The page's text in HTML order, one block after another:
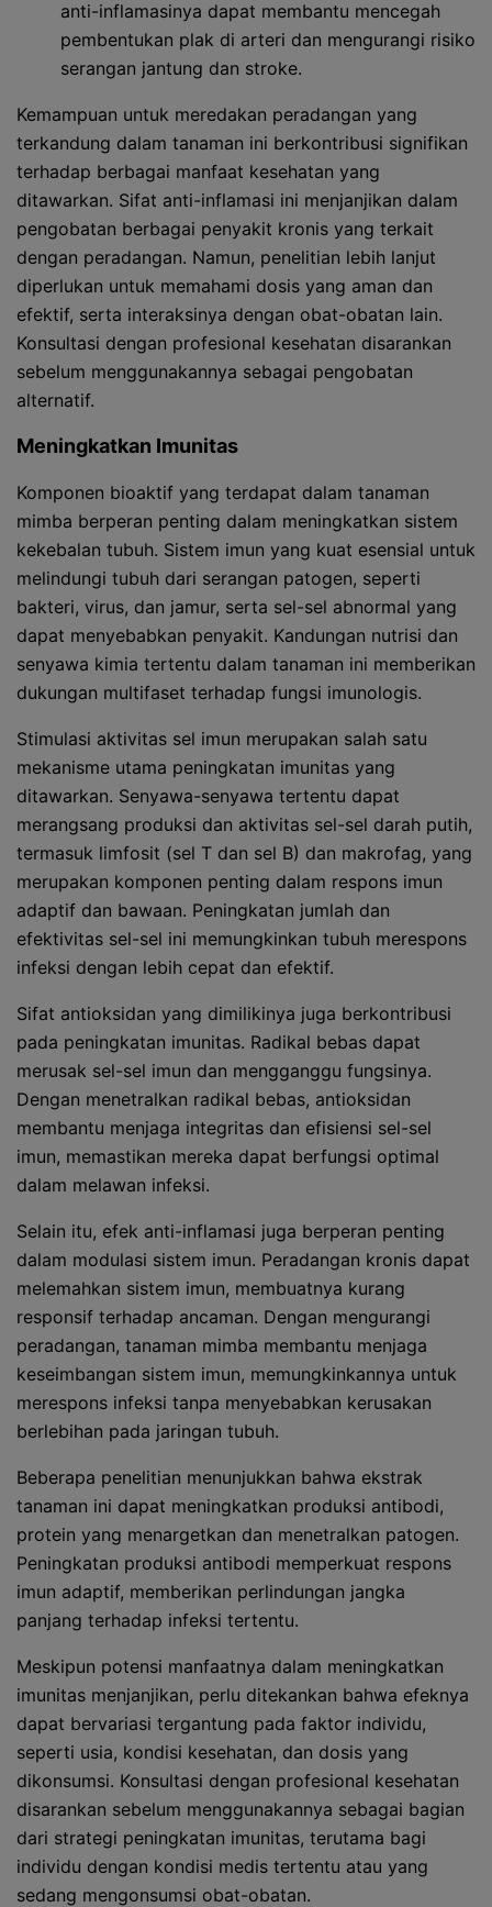
anti-inflamasinya dapat membantu mencegah
pembentukan plak di arteri dan mengurangi risiko
serangan jantung dan stroke.
Kemampuan untuk meredakan peradangan yang
terkandung dalam tanaman ini berkontribusi signifikan
terhadap berbagai manfaat kesehatan yang
ditawarkan. Sifat anti-inflamasi ini menjanjikan dalam
pengobatan berbagai penyakit kronis yang terkait
dengan peradangan. Namun, penelitian lebih lanjut
diperlukan untuk memahami dosis yang aman dan
efektif, serta interaksinya dengan obat-obatan lain.
Konsultasi dengan profesional kesehatan disarankan
sebelum menggunakannya sebagai pengobatan
alternatif.
Meningkatkan Imunitas
Komponen bioaktif yang terdapat dalam tanaman
mimba berperan penting dalam meningkatkan sistem
kekebalan tubuh. Sistem imun yang kuat esensial untuk
melindungi tubuh dari serangan patogen, seperti
bakteri, virus, dan jamur, serta sel-sel abnormal yang
dapat menyebabkan penyakit. Kandungan nutrisi dan
senyawa kimia tertentu dalam tanaman ini memberikan
dukungan multifaset terhadap fungsi imunologis.
Stimulasi aktivitas sel imun merupakan salah satu
mekanisme utama peningkatan imunitas yang
ditawarkan. Senyawa-senyawa tertentu dapat
merangsang produksi dan aktivitas sel-sel darah putih,
termasuk limfosit (sel T dan sel B) dan makrofag, yang
merupakan komponen penting dalam respons imun
adaptif dan bawaan. Peningkatan jumlah dan
efektivitas sel-sel ini memungkinkan tubuh merespons
infeksi dengan lebih cepat dan efektif.
Sifat antioksidan yang dimilikinya juga berkontribusi
pada peningkatan imunitas. Radikal bebas dapat
merusak sel-sel imun dan mengganggu fungsinya.
Dengan menetralkan radikal bebas, antioksidan
membantu menjaga integritas dan efisiensi sel-sel
imun, memastikan mereka dapat berfungsi optimal
dalam melawan infeksi.
Selain itu, efek anti-inflamasi juga berperan penting
dalam modulasi sistem imun. Peradangan kronis dapat
melemahkan sistem imun, membuatnya kurang
responsif terhadap ancaman. Dengan mengurangi
peradangan, tanaman mimba membantu menjaga
keseimbangan sistem imun, memungkinkannya untuk
merespons infeksi tanpa menyebabkan kerusakan
berlebihan pada jaringan tubuh.
Beberapa penelitian menunjukkan bahwa ekstrak
tanaman ini dapat meningkatkan produksi antibodi,
protein yang menargetkan dan menetralkan patogen.
Peningkatan produksi antibodi memperkuat respons
imun adaptif, memberikan perlindungan jangka
panjang terhadap infeksi tertentu.
Meskipun potensi manfaatnya dalam meningkatkan
imunitas menjanjikan, perlu ditekankan bahwa efeknya
dapat bervariasi tergantung pada faktor individu,
seperti usia, kondisi kesehatan, dan dosis yang
dikonsumsi. Konsultasi dengan profesional kesehatan
disarankan sebelum menggunakannya sebagai bagian
dari strategi peningkatan imunitas, terutama bagi
individu dengan kondisi medis tertentu atau yang
sedang mengonsumsi obat-obatan.